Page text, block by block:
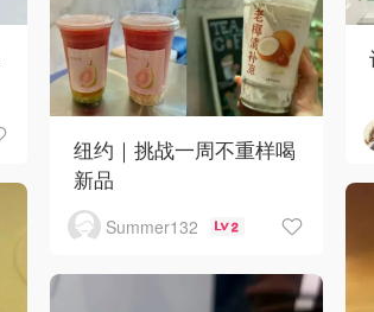
纽约｜挑战一周不重样喝
新品
Summer132 2